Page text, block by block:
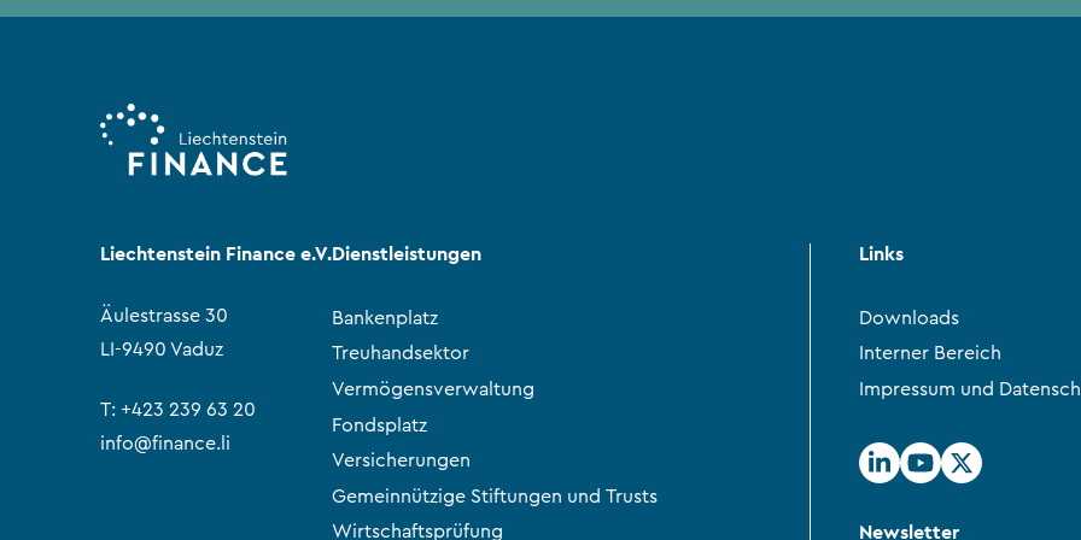
Liechtenstein Finance e.V.
Äulestrasse 30
LI-9490 Vaduz
T:+423 239 63 20
info@finance.li
Dienstleistungen
Bankenplatz
Treuhandsektor
Vermögensverwaltung
Fondsplatz
Versicherungen
Gemeinnützige Stiftungen und Trusts
Wirtschaftsprüfung
Links
Downloads
Interner Bereich
Impressum und
Newsletter